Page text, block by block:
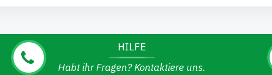
HILFE
Habt ihr Fragen? Kontaktiere uns.